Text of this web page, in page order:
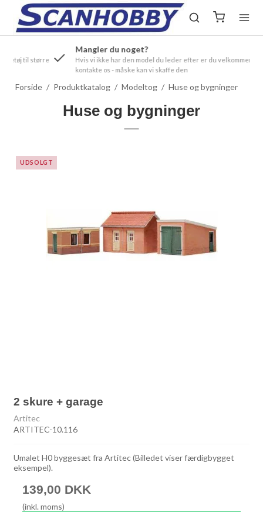
Mangler du noget?
Hvis vi ikke har den model du leder efter er du velkommen til at
kontakte os - måske kan vi skaffe den
Forside / Produktkatalog / Modeltog / Huse og bygninger
Huse og bygninger
UDSOLGT
2 skure + garage
Artitec
ARTITEC-10.116
Umalet H0 byggesæt fra Artitec (Billedet viser færdigbygget
eksempel).
139,00 DKK
(inkl. moms)